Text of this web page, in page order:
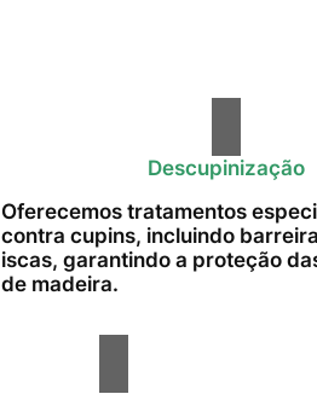
Descupinização
Oferecemos tratamentos
contra cupins, incluindo
iscas, garantindo a proteção
de madeira.